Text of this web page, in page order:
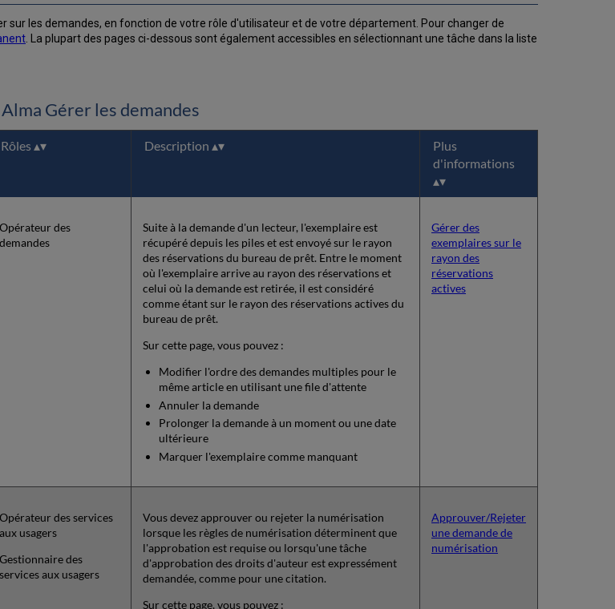
les demandes, en fonction de votre rôle d'utilisateur et de votre département. Pour changer de
. La plupart des pages ci-dessous sont également accessibles en sélectionnant une tâche dans la liste
Alma Gérer les demandes
Rôles Description
Plus
d'informations
Opérateur des
demandes
Suite à la demande d'un lecteur, l'exemplaire est
récupéré depuis les piles et est envoyé sur le rayon
des réservations du bureau de prêt. Entre le moment
où l'exemplaire arrive au rayon des réservations et
celui où la demande est retirée, il est considéré
comme étant sur le rayon des réservations actives du
bureau de prêt.
Sur cette page, vous pouvez :
Modifier l'ordre des demandes multiples pour le
même article en utilisant une file d'attente
Annuler la demande
Prolonger la demande à un moment ou une date
ultérieure
Marquer l'exemplaire comme manquant
Gérer des
exemplaires sur le
rayon des
réservations
actives
Opérateur des services
aux usagers
Gestionnaire des
services aux usagers
Vous devez approuver ou rejeter la numérisation
lorsque les règles de numérisation déterminent que
l'approbation est requise ou lorsqu'une tâche
d'approbation des droits d'auteur est expressément
demandée, comme pour une citation.
Sur cette page, vous pouvez :
Approuver/Rejeter
une demande de
numérisation